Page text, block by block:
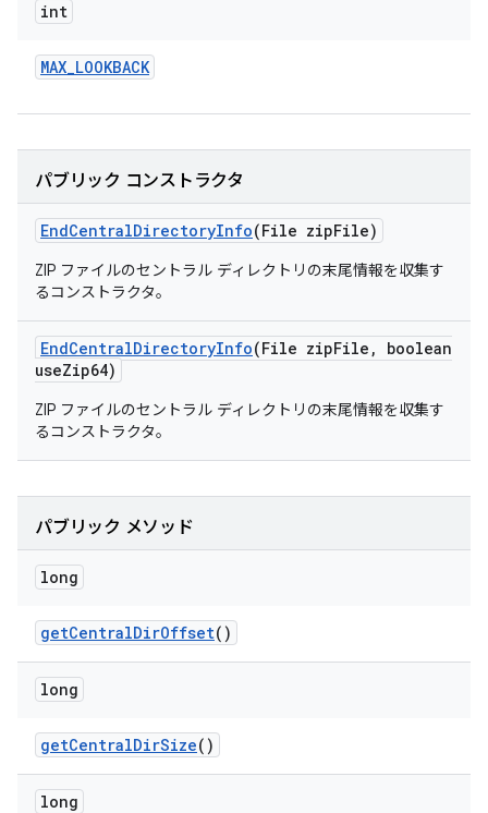
int
MAX_LOOKBACK
パブリック コンストラクタ
EndCentralDirectoryInfo(File zipFile)
ZIP ファイルのセントラル ディレクトリの末尾情報を収集す
るコンストラクタ。
EndCentralDirectoryInfo(File zipFile ,
boolean
useZip64)
ZIP ファイルのセントラル ディレクトリの末尾情報を収集す
るコンストラクタ。
パブリック メソッド
long
getCentralDirOffset()
long
getCentralDirSize()
long